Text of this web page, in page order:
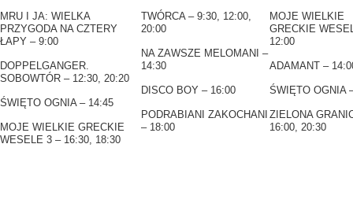
MRU I JA: WIELKA
PRZYGODA NA CZTERY
ŁAPY – 9:00
DOPPELGANGER.
SOBOWTÓR – 12:30, 20:20
ŚWIĘTO OGNIA – 14:45
MOJE WIELKIE GRECKIE
WESELE 3 – 16:30, 18:30
TWÓRCA – 9:30, 12:00,
20:00
NA ZAWSZE MELOMANI –
14:30
DISCO BOY – 16:00
PODRABIANI ZAKOCHANI
– 18:00
MOJE WIELKIE
GRECKIE
12:00
ADAMANT –
ŚWIĘTO OGNIA
ZIELONA
16:00, 20:30